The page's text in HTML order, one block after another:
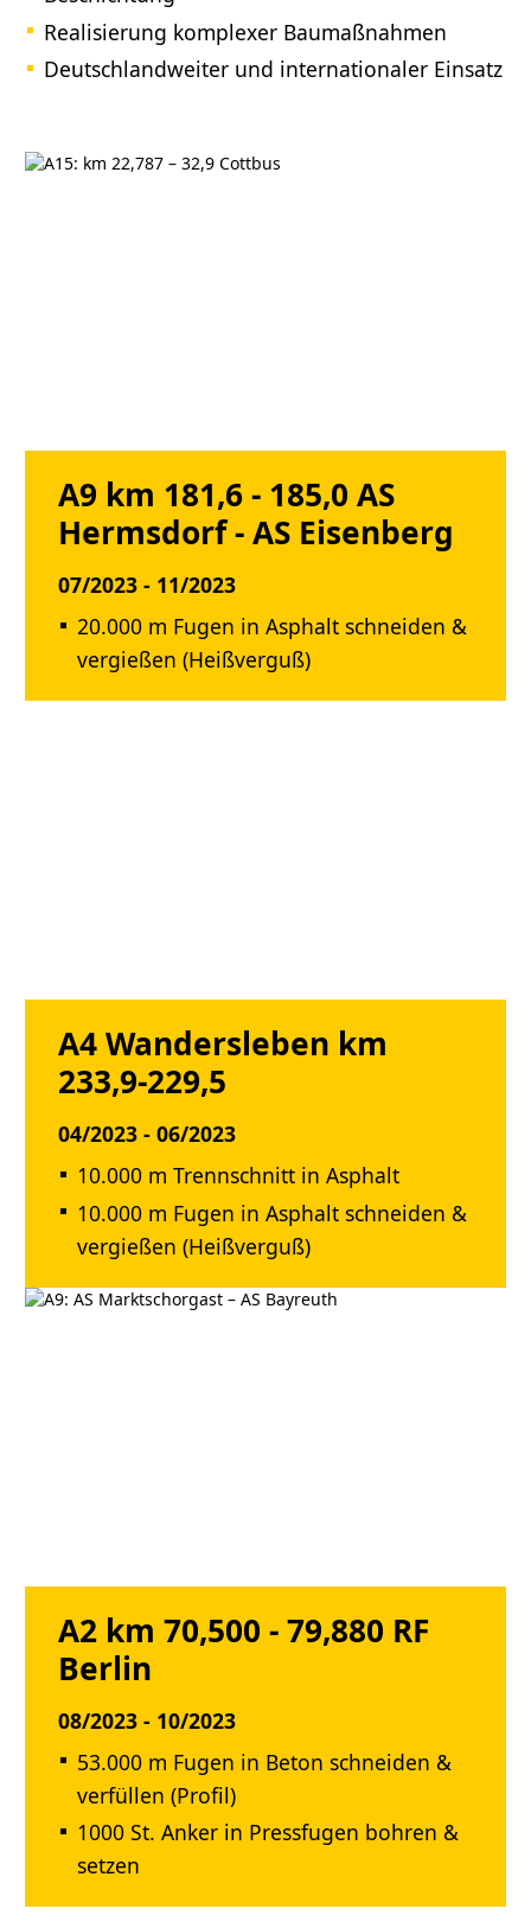
Realisierung komplexer Baumaßnahmen
Deutschlandweiter und internationaler Einsatz
A9 km 181,6 - 185,0 AS
Hermsdorf - AS Eisenberg
07/2023 - 11/2023
20.000 m Fugen in Asphalt schneiden &
vergießen (Heißverguß)
A4 Wandersleben km
233,9-229,5
04/2023 - 06/2023
10.000 m Trennschnitt in Asphalt
10.000 m Fugen in Asphalt schneiden &
vergießen (Heißverguß)
A2 km 70,500 - 79,880 RF
Berlin
08/2023 - 10/2023
53.000 m Fugen in Beton schneiden &
verfüllen (Profil)
1000 St. Anker in Pressfugen bohren &
setzen